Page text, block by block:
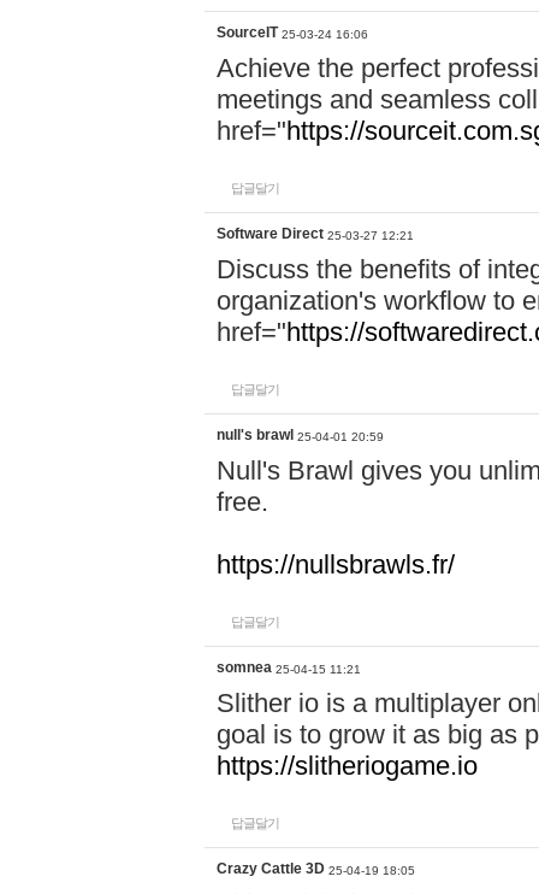
SourceIT 25-03-24 16:06
Achieve the perfect
meetings and seamless
href="https://
답글달기
Software Direct 25-03-27 12:21
Discuss the benefits of
organization's workflow to
href="https://
답글달기
null's brawl 25-04-01 20:59
Null's Brawl gives you
free.
https://nullsbrawls.fr/
답글달기
somnea 25-04-15 11:21
Slither io is a multiplayer
goal is to grow it as big as
https://slitheriogame.io
답글달기
Crazy Cattle 3D 25-04-19 18:05